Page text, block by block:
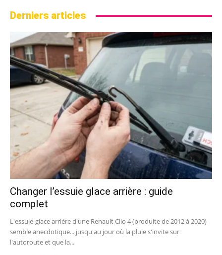
Derniers articles
Changer l’essuie glace arrière : guide
complet
L'essuie-glace arrière d'une Renault Clio 4 (produite de 2012 à 2020)
semble anecdotique... jusqu'au jour où la pluie s'invite sur
l'autoroute et que la...